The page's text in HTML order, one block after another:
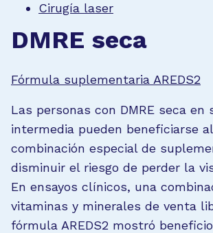
Cirugía laser
DMRE seca
Fórmula suplementaria AREDS2
Las personas con DMRE seca en
intermedia pueden beneficiarse
combinación especial de
disminuir el riesgo de perder la
En ensayos clínicos, una
vitaminas y minerales de venta
fórmula AREDS2 mostró